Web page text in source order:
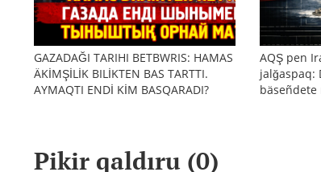
GAZADAĞI TARIHI BETBWRIS: HAMAS
ÄKİMŞİLİK BILİKTEN BAS TARTTI.
AYMAQTI ENDİ KİM BASQARADI?
AQŞ pen
jalğaspaq:
bäseñdete
Pikir qaldıru (0)